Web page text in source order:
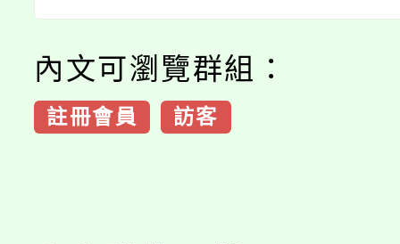
內文可瀏覽群組：
註冊會員 訪客